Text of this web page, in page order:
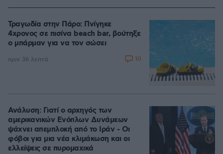
Τραγωδία στην Πάρο: Πνίγηκε
4χρονος σε πισίνα beach bar, βούτηξε
ο μπάρμαν για να τον σώσει
πριν 36 λεπτά 10
Ανάλυση: Γιατί ο αρχηγός των
αμερικανικών Ενόπλων Δυνάμεων
ψάχνει απεμπλοκή από το Ιράν - Οι
φόβοι για μια νέα κλιμάκωση και οι
ελλείψεις σε πυρομαχικά